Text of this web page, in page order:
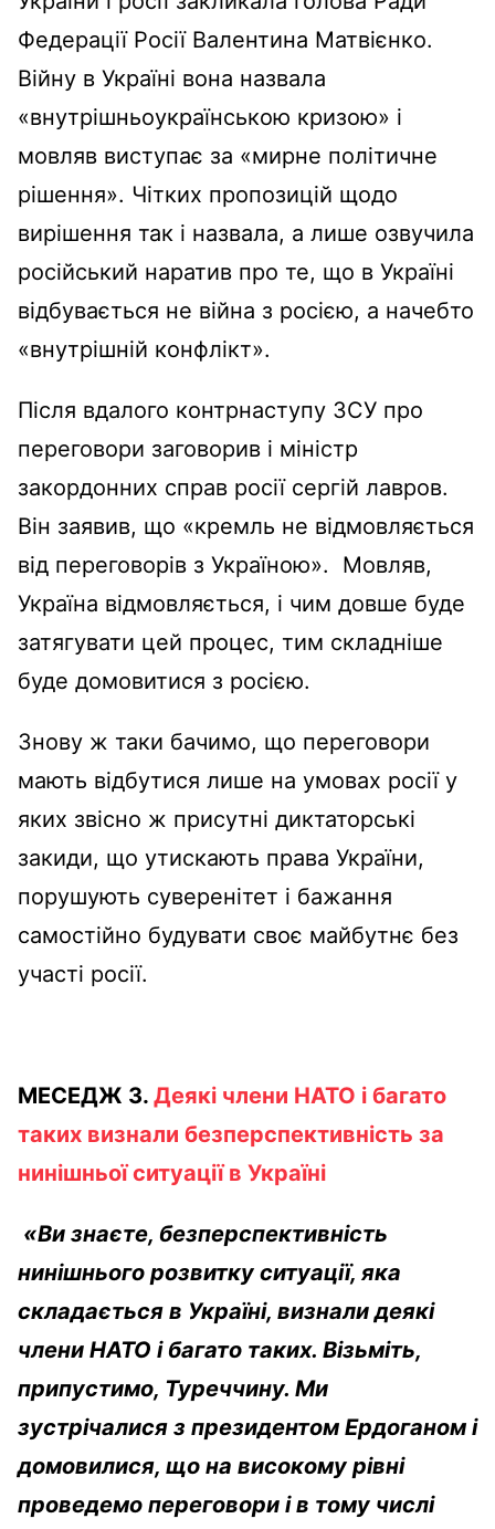
Федерації Росії Валентина Матвієнко.
Війну в Україні вона назвала
«внутрішньоукраїнською кризою» і
мовляв виступає за «мирне політичне
рішення». Чітких пропозицій щодо
вирішення так і назвала, а лише озвучила
російський наратив про те, що в Україні
відбувається не війна з росією, а начебто
«внутрішній конфлікт».
Після вдалого контрнаступу ЗСУ про
переговори заговорив і міністр
закордонних справ росії сергій лавров.
Він заявив, що «кремль не відмовляється
від переговорів з Україною». Мовляв,
Україна відмовляється, і чим довше буде
затягувати цей процес, тим складніше
буде домовитися з росією.
Знову ж таки бачимо, що переговори
мають відбутися лише на умовах росії у
яких звісно ж присутні диктаторські
закиди, що утискають права України,
порушують суверенітет і бажання
самостійно будувати своє майбутнє без
участі росії.
МЕСЕДЖ 3. Деякі члени НАТО і багато
таких визнали безперспективність за
нинішньої ситуації в Україні
«Ви знаєте, безперспективність
нинішнього розвитку ситуації, яка
складається в Україні, визнали деякі
члени НАТО і багато таких. Візьміть,
припустимо, Туреччину. Ми
зустрічалися з президентом Ердоганом і
домовилися, що на високому рівні
проведемо переговори і в тому числі